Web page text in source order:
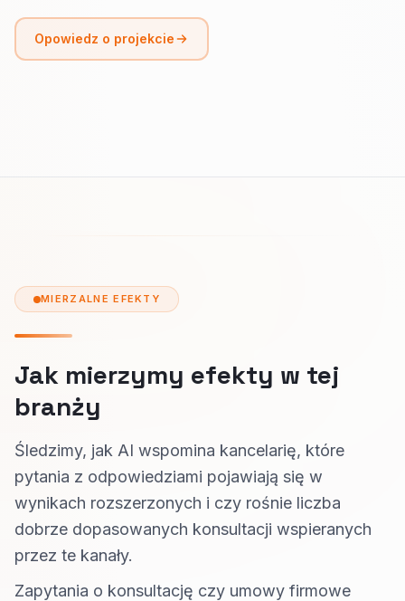
Opowiedz o projekcie
MIERZALNE EFEKTY
Jak mierzymy efekty w tej
branży
Śledzimy, jak AI wspomina kancelarię, które
pytania z odpowiedziami pojawiają się w
wynikach rozszerzonych i czy rośnie liczba
dobrze dopasowanych konsultacji wspieranych
przez te kanały.
Zapytania o konsultację czy umowy firmowe